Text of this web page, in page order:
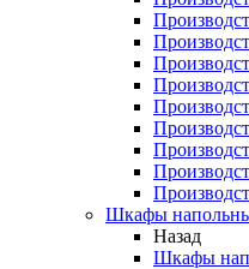
Шкафы
Назад
Шкафы